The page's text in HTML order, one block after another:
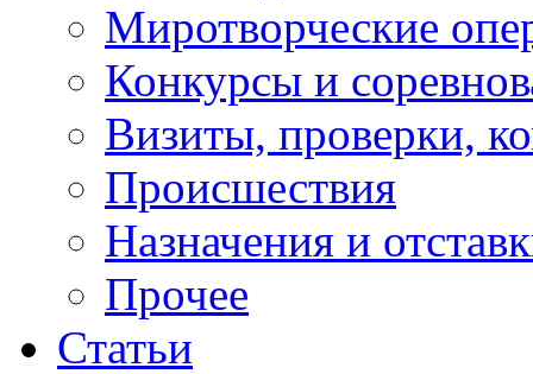
Миротворческие
Конкурсы и
Визиты, проверки,
Происшествия
Назначения и
Прочее
Статьи